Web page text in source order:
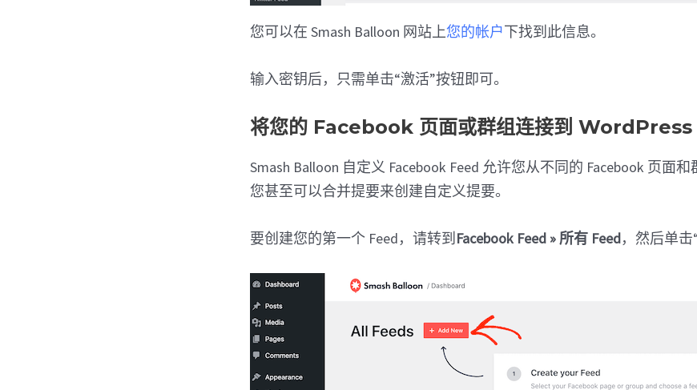
您可以在 Smash Balloon 网站上您的帐户下找到此信息。
输入密钥后，只需单击“激活”按钮即可。
将您的 Facebook 页面或群组连接到 WordPress
Smash Balloon 自定义 Facebook Feed 允许您从不同的 Facebook 页面和
您甚至可以合并提要来创建自定义提要。
要创建您的第一个 Feed，请转到 Facebook Feed » 所有 Feed，然后单击